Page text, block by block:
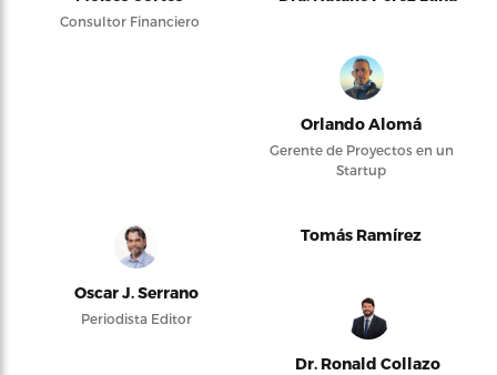
Consultor Financiero
Orlando Alomá
Gerente de Proyectos en un
Startup
Oscar J. Serrano
Periodista Editor
Tomás Ramírez
Dr. Ronald Collazo